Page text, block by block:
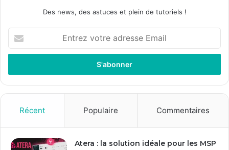
Des news, des astuces et plein de tutoriels !
votre
adresse
Récent Populaire Commentaires
Atera : la solution idéale pour les MSP